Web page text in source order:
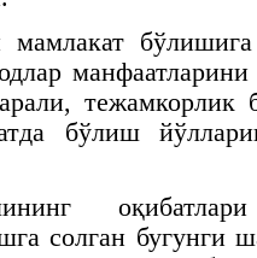
мамлакат
бўлиш
солган бугунги